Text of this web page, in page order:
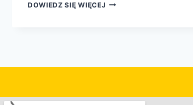
DOWIEDZ SIĘ WIĘCEJ